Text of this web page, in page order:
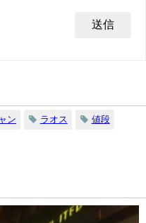
ン ラオス 値段